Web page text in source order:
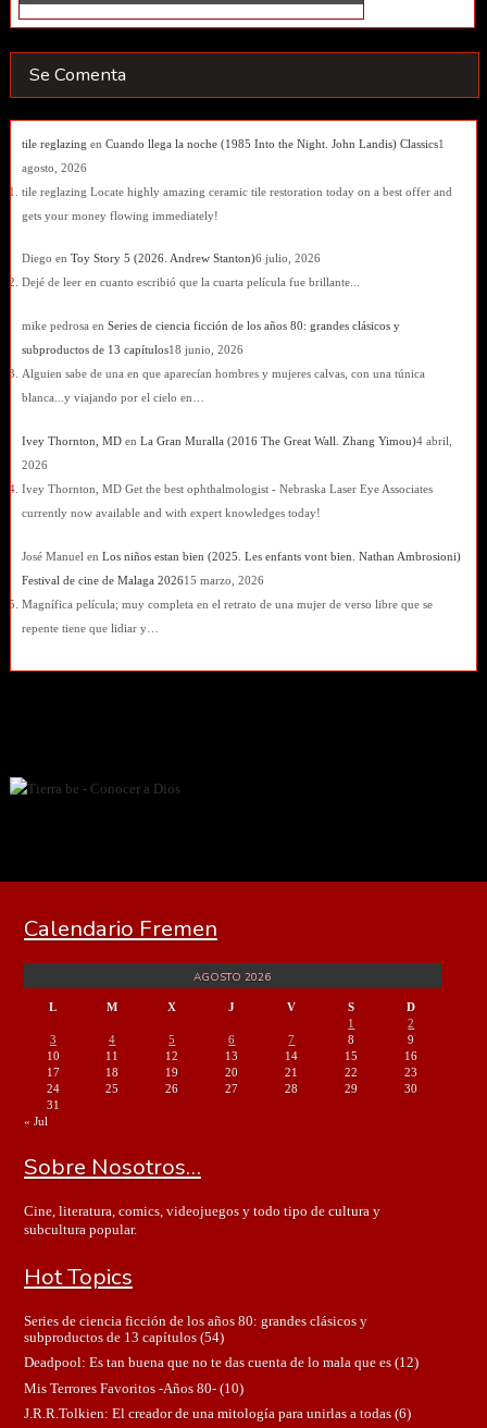
Se Comenta
tile reglazing en Cuando llega la noche (1985 Into the Night. John Landis) Classics1
agosto, 2026
tile reglazing Locate highly amazing ceramic tile restoration today on a best offer and
gets your money flowing immediately!
Diego en Toy Story 5 (2026. Andrew Stanton)6 julio, 2026
Dejé de leer en cuanto escribió que la cuarta película fue brillante...
mike pedrosa en Series de ciencia ficción de los años 80: grandes clásicos y
subproductos de 13 capítulos18 junio, 2026
Alguien sabe de una en que aparecían hombres y mujeres calvas, con una túnica
blanca...y viajando por el cielo en…
Ivey Thornton, MDen La Gran Muralla (2016 The Great Wall. Zhang Yimou)4 abril,
2026
Ivey Thornton, MD Get the best ophthalmologist - Nebraska Laser Eye Associates
currently now available and with expert knowledges today!
José Manuel en Los niños estan bien (2025. Les enfants vont bien. Nathan Ambrosioni)
Festival de cine de Malaga 202615 marzo, 2026
Magnífica película; muy completa en el retrato de una mujer de verso libre que se
repente tiene que lidiar y…
Calendario Fremen
AGOSTO 2026
L M X J V S
D
1
2
3
4 5 6 7 8
9
10
11 12 13 14 15
16
17
18 19 20 21 22
23
24
25 26 27 28 29
30
31
« Jul
Sobre Nosotros…
Cine, literatura, comics, videojuegos y todo tipo de cultura y
subcultura popular.
Hot Topics
Series de ciencia ficción de los años 80: grandes clásicos y
subproductos de 13 capítulos(54)
Deadpool: Es tan buena que no te das cuenta de lo mala que es(12)
Mis Terrores Favoritos -Años 80-(10)
J.R.R.Tolkien: El creador de una mitología para unirlas a todas(6)